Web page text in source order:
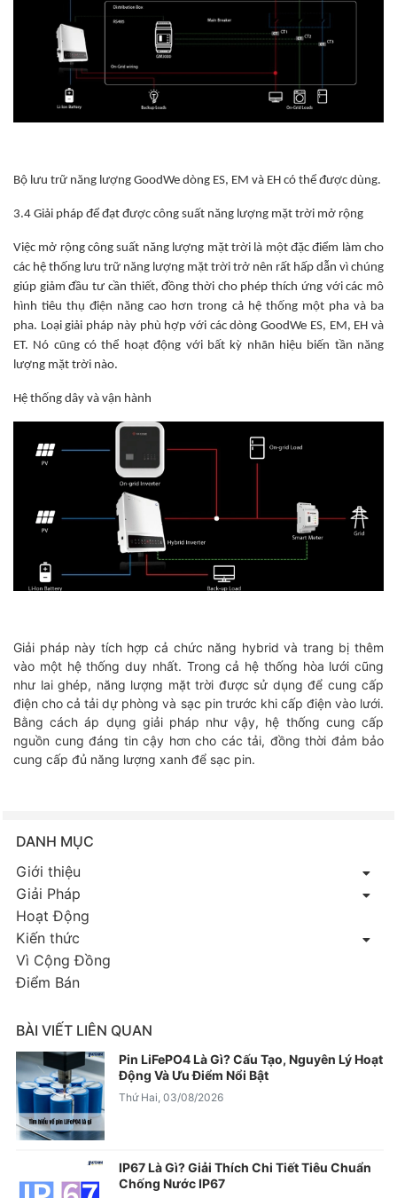
Bộ lưu trữ năng lượng GoodWe dòng ES, EM và EH có thể được dùng.
3.4 Giải pháp để đạt được công suất năng lượng mặt trời mở rộng
Việc mở rộng công suất năng lượng mặt trời là một đặc điểm làm cho
các hệ thống lưu trữ năng lượng mặt trời trở nên rất hấp dẫn vì chúng
giúp giảm đầu tư cần thiết, đồng thời cho phép thích ứng với các mô
hình tiêu thụ điện năng cao hơn trong cả hệ thống một pha và ba
pha. Loại giải pháp này phù hợp với các dòng GoodWe ES, EM, EH và
ET. Nó cũng có thể hoạt động với bất kỳ nhãn hiệu biến tần năng
lượng mặt trời nào.
Hệ thống dây và vận hành
Giải pháp này tích hợp cả chức năng hybrid và trang bị thêm
vào một hệ thống duy nhất. Trong cả hệ thống hòa lưới cũng
như lai ghép, năng lượng mặt trời được sử dụng để cung cấp
điện cho cả tải dự phòng và sạc pin trước khi cấp điện vào lưới.
Bằng cách áp dụng giải pháp như vậy, hệ thống cung cấp
nguồn cung đáng tin cậy hơn cho các tải, đồng thời đảm bảo
cung cấp đủ năng lượng xanh để sạc pin.
DANH MỤC
Giới thiệu
Giải Pháp
Hoạt Động
Kiến thức
Vì Cộng Đồng
Điểm Bán
BÀI VIẾT LIÊN QUAN
Pin LiFePO4 Là Gì? Cấu Tạo, Nguyên Lý Hoạt
Động Và Ưu Điểm Nổi Bật
Thứ Hai, 03/08/2026
IP67 Là Gì? Giải Thích Chi Tiết Tiêu Chuẩn
Chống Nước IP67